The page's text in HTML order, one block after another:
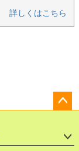
詳しくはこちら
ップ